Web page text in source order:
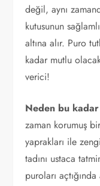
değil, aynı
kutusunun
altına alır. Puro
kadar mutlu
verici!
Neden bu
zaman korumuş
yaprakları ile
tadını ustaca
puroları